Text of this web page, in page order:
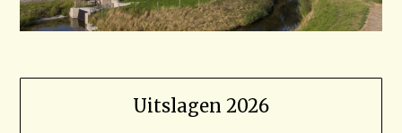
Uitslagen 2026